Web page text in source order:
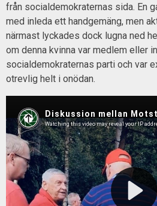
från socialdemokraternas sida. En
med inleda ett handgemäng, men
närmast lyckades dock lugna ned
om denna kvinna var medlem eller
socialdemokraternas parti och var
otrevlig helt i onödan.